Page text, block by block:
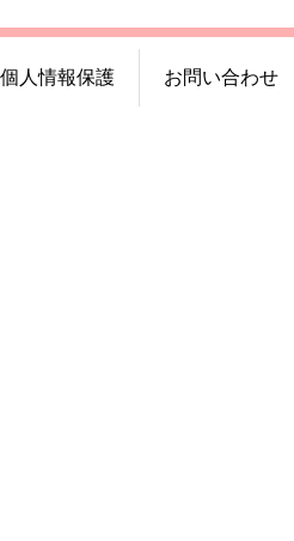
個人情報保護 お問い合わせ